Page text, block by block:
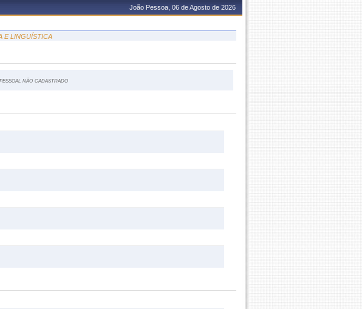
João Pessoa, 06 de Agosto de 2026
E LINGUÍSTICA
não cadastrado